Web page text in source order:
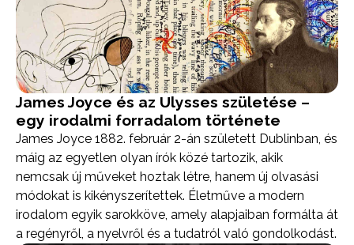
James Joyce és az Ulysses születése –
egy irodalmi forradalom története
James Joyce 1882. február 2-án született Dublinban, és
máig az egyetlen olyan írók közé tartozik, akik
nemcsak új műveket hoztak létre, hanem új olvasási
módokat is kikényszerítettek. Életműve a modern
irodalom egyik sarokköve, amely alapjaiban formálta át
a regényről, a nyelvről és a tudatról való gondolkodást.